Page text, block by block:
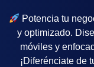
Potencia tu
y optimizado.
móviles y
¡Diferénciate de